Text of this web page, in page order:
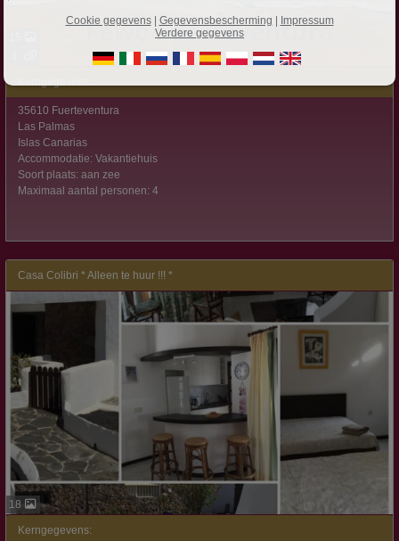
35610 Fuerteventura
Las Palmas
Islas Canarias
Accommodatie: Vakantiehuis
Soort plaats: aan zee
Maximaal aantal personen: 4
Casa Colibri * Alleen te huur !!! *
18
Kerngegevens:
Cookie gegevens| Gegevensbescherming | Impressum
Verdere gegevens